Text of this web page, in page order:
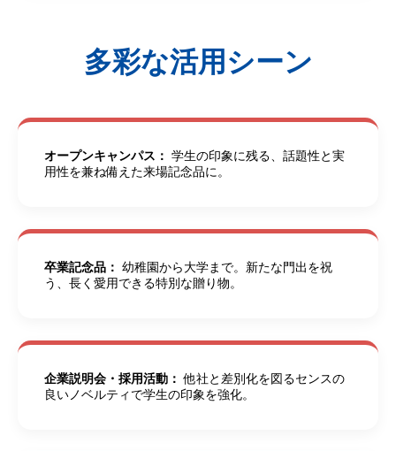
多彩な活用シーン
オープンキャンパス： 学生の印象に残る、話題性と実
用性を兼ね備えた来場記念品に。
卒業記念品： 幼稚園から大学まで。新たな門出を祝
う、長く愛用できる特別な贈り物。
企業説明会・採用活動： 他社と差別化を図るセンスの
良いノベルティで学生の印象を強化。